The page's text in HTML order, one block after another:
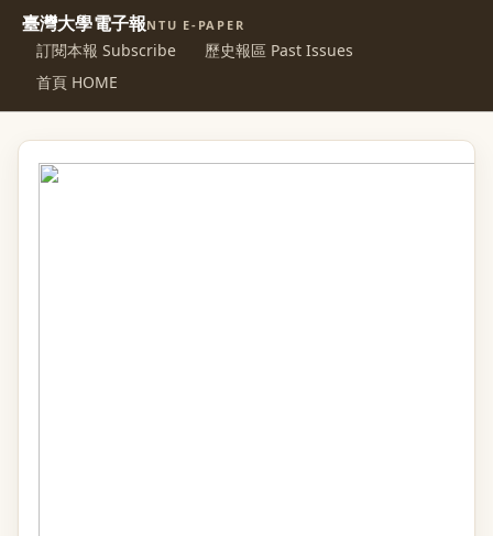
臺灣大學電子報NTU E-PAPER
訂閱本報 Subscribe
歷史報區 Past Issues
首頁 HOME